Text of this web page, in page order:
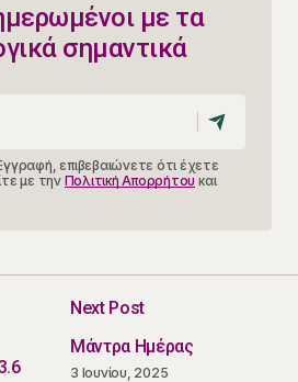
με τα
σημαντικά
επιβεβαιώνετε ότι έχετε
με την Πολιτική Απορρήτου και
Next Post
Μάντρα Ημέρας
3 Ιουνίου, 2025